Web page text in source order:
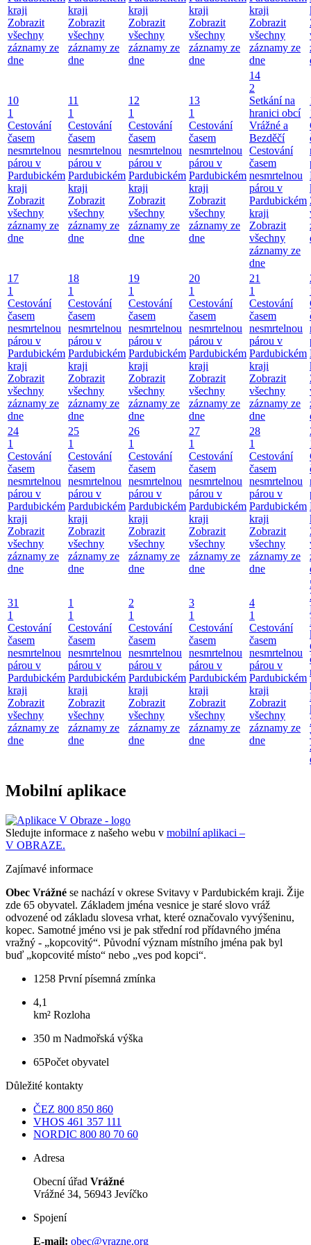
kraji
Zobrazit
všechny
záznamy ze
dne
kraji
Zobrazit
všechny
záznamy ze
dne
kraji
Zobrazit
všechny
záznamy ze
dne
kraji
Zobrazit
všechny
záznamy ze
dne
kraji
Zobrazit
všechny
záznamy ze
dne
10
1
Cestování
časem
nesmrtelnou
párou v
Pardubickém
kraji
Zobrazit
všechny
záznamy ze
dne
11
1
Cestování
časem
nesmrtelnou
párou v
Pardubickém
kraji
Zobrazit
všechny
záznamy ze
dne
12
1
Cestování
časem
nesmrtelnou
párou v
Pardubickém
kraji
Zobrazit
všechny
záznamy ze
dne
13
1
Cestování
časem
nesmrtelnou
párou v
Pardubickém
kraji
Zobrazit
všechny
záznamy ze
dne
14
2
Setkání na
hranici obcí
Vrážné a
Bezděčí
Cestování
časem
nesmrtelnou
párou v
Pardubickém
kraji
Zobrazit
všechny
záznamy ze
dne
17
1
Cestování
časem
nesmrtelnou
párou v
Pardubickém
kraji
Zobrazit
všechny
záznamy ze
dne
18
1
Cestování
časem
nesmrtelnou
párou v
Pardubickém
kraji
Zobrazit
všechny
záznamy ze
dne
19
1
Cestování
časem
nesmrtelnou
párou v
Pardubickém
kraji
Zobrazit
všechny
záznamy ze
dne
20
1
Cestování
časem
nesmrtelnou
párou v
Pardubickém
kraji
Zobrazit
všechny
záznamy ze
dne
21
1
Cestování
časem
nesmrtelnou
párou v
Pardubickém
kraji
Zobrazit
všechny
záznamy ze
dne
24
1
Cestování
časem
nesmrtelnou
párou v
Pardubickém
kraji
Zobrazit
všechny
záznamy ze
dne
25
1
Cestování
časem
nesmrtelnou
párou v
Pardubickém
kraji
Zobrazit
všechny
záznamy ze
dne
26
1
Cestování
časem
nesmrtelnou
párou v
Pardubickém
kraji
Zobrazit
všechny
záznamy ze
dne
27
1
Cestování
časem
nesmrtelnou
párou v
Pardubickém
kraji
Zobrazit
všechny
záznamy ze
dne
28
1
Cestování
časem
nesmrtelnou
párou v
Pardubickém
kraji
Zobrazit
všechny
záznamy ze
dne
31
1
Cestování
časem
nesmrtelnou
párou v
Pardubickém
kraji
Zobrazit
všechny
záznamy ze
dne
1
1
Cestování
časem
nesmrtelnou
párou v
Pardubickém
kraji
Zobrazit
všechny
záznamy ze
dne
2
1
Cestování
časem
nesmrtelnou
párou v
Pardubickém
kraji
Zobrazit
všechny
záznamy ze
dne
3
1
Cestování
časem
nesmrtelnou
párou v
Pardubickém
kraji
Zobrazit
všechny
záznamy ze
dne
4
1
Cestování
časem
nesmrtelnou
párou v
Pardubickém
kraji
Zobrazit
všechny
záznamy ze
dne
Mobilní aplikace
Sledujte informace z našeho webu v mobilní aplikaci –
V OBRAZE.
Zajímavé informace
Obec Vrážné se nachází v okrese Svitavy v Pardubickém kraji. Žije
zde 65 obyvatel. Základem jména vesnice je staré slovo vráž
odvozené od základu slovesa vrhat, které označovalo vyvýšeninu,
kopec. Samotné jméno vsi je pak střední rod přídavného jména
vražný - „kopcovitý“. Původní význam místního jména pak byl
buď „kopcovité místo“ nebo „ves pod kopci“.
1258 První písemná zmínka
4,1
km² Rozloha
350 m Nadmořská výška
65Počet obyvatel
Důležité kontakty
ČEZ 800 850 860
VHOS 461 357 111
NORDIC 800 80 70 60
Adresa
Obecní úřad Vrážné
Vrážné 34, 56943 Jevíčko
Spojení
E-mail: obec@vrazne.org